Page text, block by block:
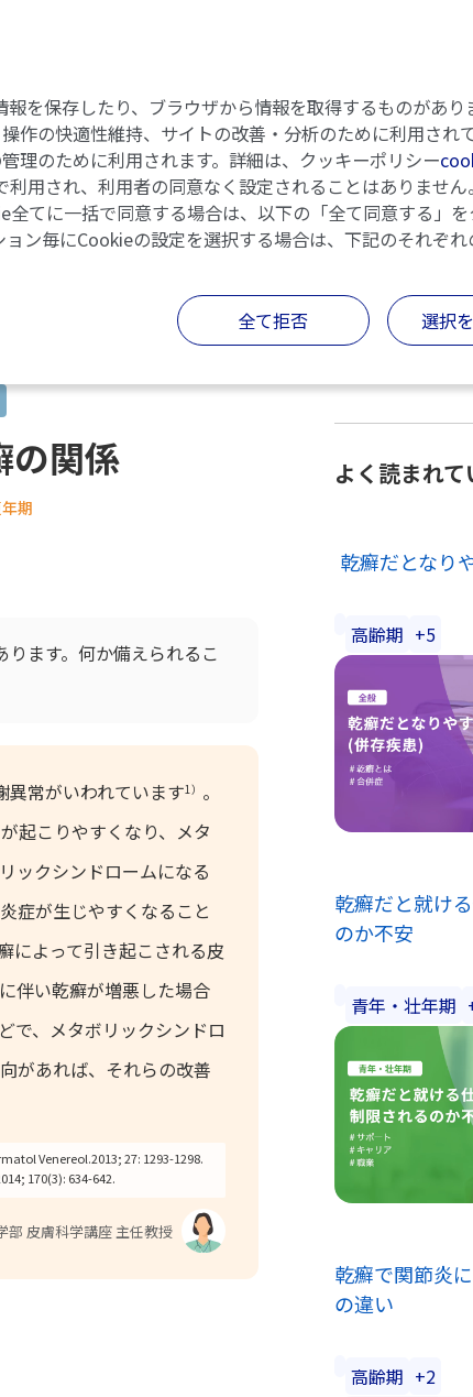
の関係
期
ます。何か備えられるこ
異常がいわれています1） 。
起こりやすくなり、メタ
ックシンドロームになる
症が生じやすくなること
によって引き起こされる皮
伴い乾癬が増悪した場合
で、メタボリックシンドロ
があれば、それらの改善
Venereol.2013; 27: 1293-1298.
170(3): 634-642.
部 皮膚科学講座 主任教授
カテゴリー
キーワード
よく読まれ
乾癬だとなり
高齢期 +5
乾癬だと就け
のか不安
青年・壮年期
乾癬で関節炎
の違い
高齢期 +2
を保存したり、ブラウザから情報を取得するものがあ
作の快適性維持、サイトの改善・分析のために利用され
理のために利用されます。詳細は、クッキーポリシー
用され、利用者の同意なく設定されることはありませ
てに一括で同意する場合は、以下の「全て同意する」
ン毎にCookieの設定を選択する場合は、下記のそれぞれ
全て拒否 選択